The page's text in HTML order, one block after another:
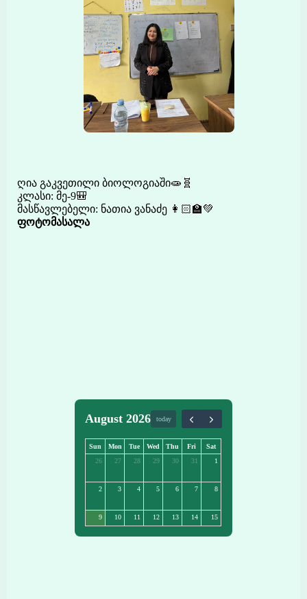
ღია გაკვეთილი ბიოლოგიაში🧫🧬
კლასი: მე-9🎒
მასწავლებელი: ნათია ვანაძე 👩🏻‍🏫💚
ფოტომასალა
August 2026 today
Sun Mon Tue Wed Thu Fri
Sat
26
27 28 29 30 31 1
2 3 4 5 6 7 8
9 10 11 12 13 14 15